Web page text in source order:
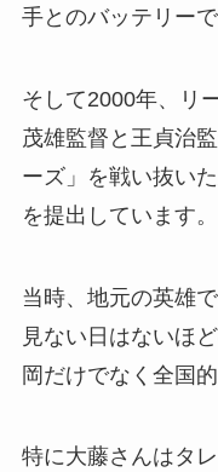
手とのバッテリー
そして2000年、リ
茂雄監督と王貞治
ーズ」を戦い抜い
を提出しています。
当時、地元の英雄
見ない日はないほ
岡だけでなく全国
特に大藤さんはタ